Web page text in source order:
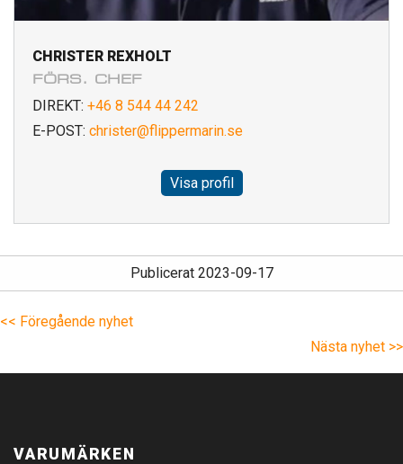
CHRISTER REXHOLT
FÖRS. CHEF
DIREKT: +46 8 544 44 242
E-POST: christer@flippermarin.se
Visa profil
Publicerat 2023-09-17
<< Föregående nyhet
Nästa nyhet >>
VARUMÄRKEN